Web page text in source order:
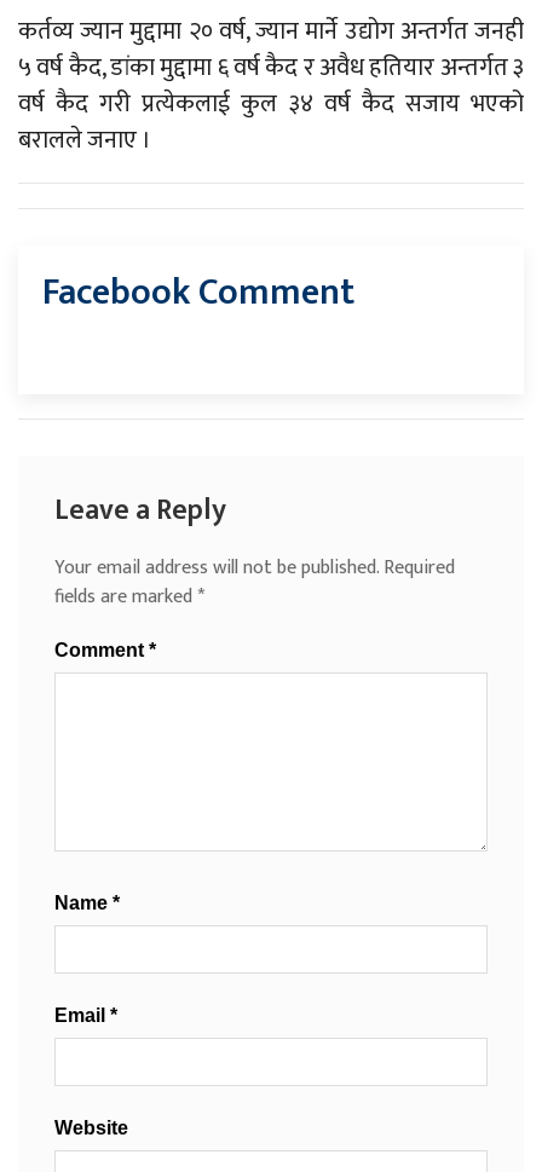
कर्तव्य ज्यान मुद्दामा २० वर्ष, ज्यान मार्ने उद्योग अन्तर्गत जनही
५ वर्ष कैद, डांका मुद्दामा ६ वर्ष कैद र अवैध हतियार अन्तर्गत ३
वर्ष कैद गरी प्रत्येकलाई कुल ३४ वर्ष कैद सजाय भएको
बरालले जनाए ।
Facebook Comment
Leave a Reply
Your email address will not be published.Required
fields are marked*
Comment *
Name *
Email *
Website